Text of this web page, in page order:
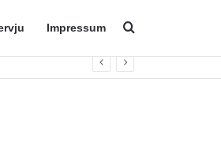
Impressum